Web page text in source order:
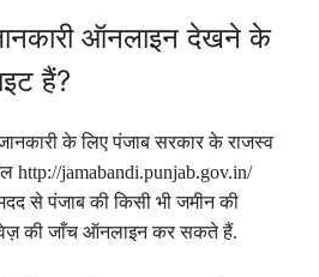
ऑनलाइन देखने के
हैं?
के लिए पंजाब सरकार के राजस्व
http://jamabandi.punjab.gov.in/
से पंजाब की किसी भी जमीन की
की जाँच ऑनलाइन कर सकते हैं.